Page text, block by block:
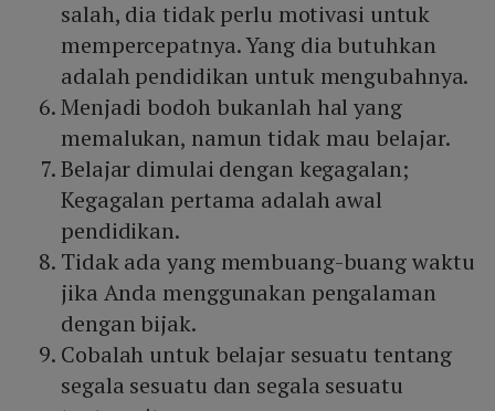
salah, dia tidak perlu motivasi untuk
mempercepatnya. Yang dia butuhkan
adalah pendidikan untuk mengubahnya.
Menjadi bodoh bukanlah hal yang
memalukan, namun tidak mau belajar.
Belajar dimulai dengan kegagalan;
Kegagalan pertama adalah awal
pendidikan.
Tidak ada yang membuang-buang waktu
jika Anda menggunakan pengalaman
dengan bijak.
Cobalah untuk belajar sesuatu tentang
segala sesuatu dan segala sesuatu